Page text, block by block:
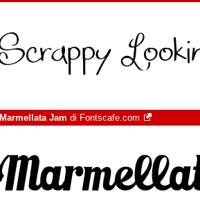
Marmellata Jam di Fontscafe.com